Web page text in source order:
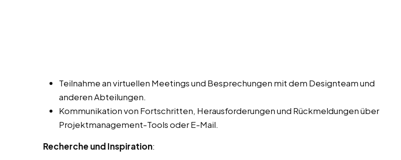
Teilnahme an virtuellen Meetings und Besprechungen mit dem Designteam und
anderen Abteilungen.
Kommunikation von Fortschritten, Herausforderungen und Rückmeldungen über
Projektmanagement-Tools oder E-Mail.
Recherche und Inspiration: